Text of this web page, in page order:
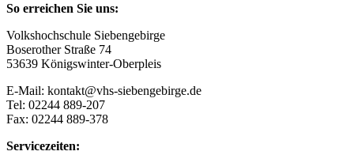
So erreichen Sie uns:
Volkshochschule Siebengebirge
Boserother Straße 74
53639 Königswinter-Oberpleis
E-Mail: kontakt@vhs-siebengebirge.de
Tel: 02244 889-207
Fax: 02244 889-378
Servicezeiten: